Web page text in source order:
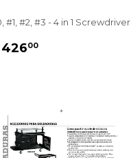
#1, #2, #3 - 4 in 1 Screwdriver
00